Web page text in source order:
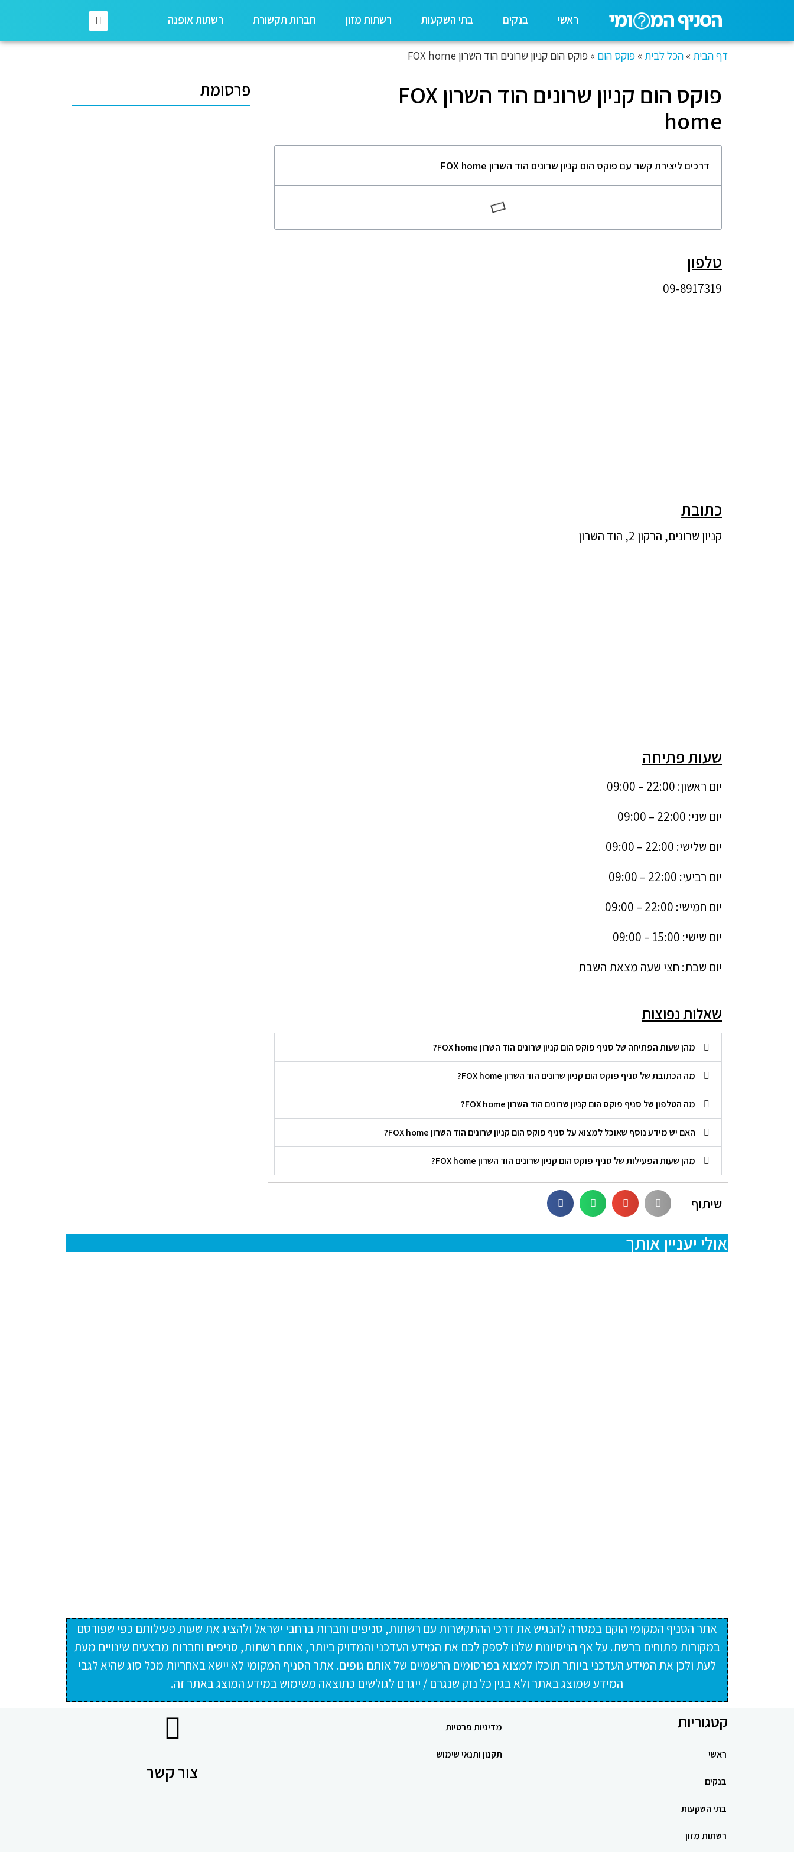
ראשי בנקים בתי השקעות רשתות מזון חברות תקשורת רשתות אופנה
דף הבית » הכל לבית » פוקס הום » פוקס הום קניון שרונים הוד השרון FOX home
פוקס הום קניון שרונים הוד השרון FOX
home
דרכים ליצירת קשר עם פוקס הום קניון שרונים הוד השרון FOX home
טלפון
09-8917319
כתובת
קניון שרונים, הרקון 2, הוד השרון
שעות פתיחה
יום ראשון: 22:00 – 09:00
יום שני: 22:00 – 09:00
יום שלישי: 22:00 – 09:00
יום רביעי: 22:00 – 09:00
יום חמישי: 22:00 – 09:00
יום שישי: 15:00 – 09:00
יום שבת: חצי שעה מצאת השבת
שאלות נפוצות
מהן שעות הפתיחה של סניף פוקס הום קניון שרונים הוד השרון FOX home?
מה הכתובת של סניף פוקס הום קניון שרונים הוד השרון FOX home?
מה הטלפון של סניף פוקס הום קניון שרונים הוד השרון FOX home?
האם יש מידע נוסף שאוכל למצוא על סניף פוקס הום קניון שרונים הוד השרון FOX home?
מהן שעות הפעילות של סניף פוקס הום קניון שרונים הוד השרון FOX home?
שיתוף
פרסומת
אולי יעניין אותך
אתר הסניף המקומי הוקם במטרה להנגיש את דרכי ההתקשרות עם רשתות, סניפים וחברות ברחבי ישראל ולהציג את שעות פעילותם כפי שפורסם
במקורות פתוחים ברשת. על אף הניסיונות שלנו לספק לכם את המידע העדכני והמדויק ביותר, אותם רשתות, סניפים וחברות מבצעים שינויים מעת
לעת ולכן את המידע העדכני ביותר תוכלו למצוא בפרסומים הרשמיים של אותם גופים. אתר הסניף המקומי לא יישא באחריות מכל סוג שהיא לגבי
המידע שמוצג באתר ולא בגין כל נזק שנגרם / ייגרם לגולשים כתוצאה משימוש במידע המוצג באתר זה.
קטגוריות
ראשי
בנקים
בתי השקעות
רשתות מזון
מדיניות פרטיות
תקנון ותנאי שימוש
צור קשר